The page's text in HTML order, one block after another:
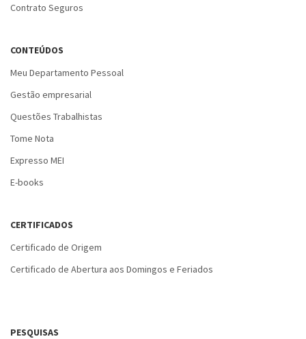
Contrato Seguros
CONTEÚDOS
Meu Departamento Pessoal
Gestão empresarial
Questões Trabalhistas
Tome Nota
Expresso MEI
E-books
CERTIFICADOS
Certificado de Origem
Certificado de Abertura aos Domingos e Feriados
PESQUISAS